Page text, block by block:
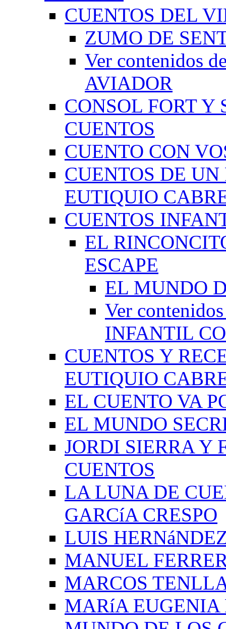
CUENTOS DEL
ZUMO DE
Ver contenidos
AVIADOR
CONSOL FORT Y
CUENTOS
CUENTO CON
CUENTOS DE
EUTIQUIO
CUENTOS
EL
ESCAPE
EL MUNDO
Ver
INFANTIL
CUENTOS Y
EUTIQUIO
EL CUENTO VA
EL MUNDO
JORDI SIERRA Y
CUENTOS
LA LUNA DE
GARCíA CRESPO
LUIS
MANUEL
MARCOS
MARíA EUGENIA